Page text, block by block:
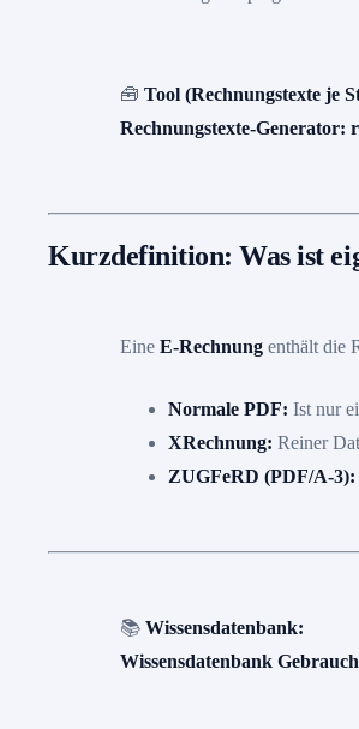
🧰 Tool (Rechnungstexte je
Rechnungstexte-Generator:
Kurzdefinition: Was ist
Eine E-Rechnung enthält die
Normale PDF: Ist nur
XRechnung: Reiner
ZUGFeRD (PDF/A-3):
📚 Wissensdatenbank:
Wissensdatenbank